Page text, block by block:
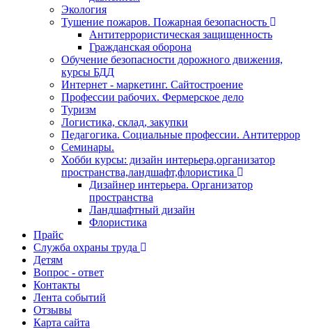
Экология
Тушение пожаров. Пожарная безопасность
Антитеррористическая защищенность
Гражданская оборона
Обучение безопасности дорожного движения,
курсы БДД
Интернет - маркетинг. Сайтостроение
Профессии рабочих. Фермерское дело
Туризм
Логистика, склад, закупки
Педагогика. Социальные профессии. Антитеррор
Семинары.
Хобби курсы: дизайн интерьера,организатор
пространства,ландшафт,флористика
Дизайнер интерьера. Организатор
пространства
Ландшафтный дизайн
Флористика
Прайс
Служба охраны труда
Детям
Вопрос - ответ
Контакты
Лента событий
Отзывы
Карта сайта